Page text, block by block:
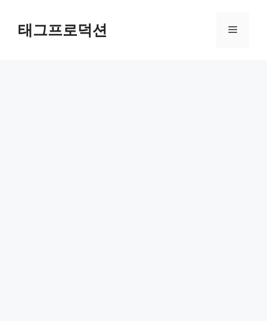
content태그프로덕션 Menu